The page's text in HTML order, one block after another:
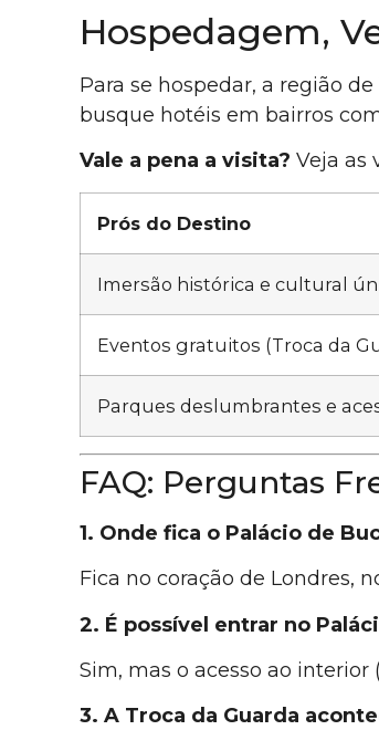
Hospedagem,
Para se hospedar, a região
busque hotéis em bairros
Vale a pena a visita? Veja as
Prós do Destino
Imersão histórica e cultural
Eventos gratuitos (Troca da
Parques deslumbrantes e
FAQ: Perguntas
1. Onde fica o Palácio de
Fica no coração de Londres,
2. É possível entrar no
Sim, mas o acesso ao interior
3. A Troca da Guarda